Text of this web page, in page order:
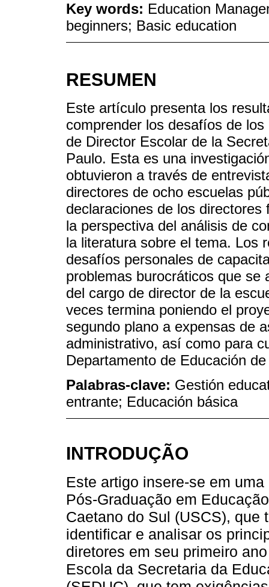
Key words: Education
beginners; Basic education
RESUMEN
Este artículo presenta los
comprender los desafíos de
de Director Escolar de la
Paulo. Esta es una
obtuvieron a través de
directores de ocho escuelas
declaraciones de los
la perspectiva del análisis de
la literatura sobre el tema. Los
desafíos personales de
problemas burocráticos que se
del cargo de director de la
veces termina poniendo el
segundo plano a expensas de
administrativo, así como para
Departamento de Educación
Palabras-clave: Gestión
entrante; Educación básica
INTRODUÇÃO
Este artigo insere-se em
Pós-Graduação em
Caetano do Sul (USCS),
identificar e analisar os
diretores em seu primeiro
Escola da Secretaria da